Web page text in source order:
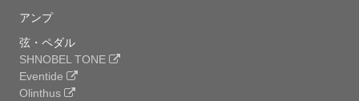
アンプ
弦・ペダル
SHNOBEL TONE
Eventide
Olinthus